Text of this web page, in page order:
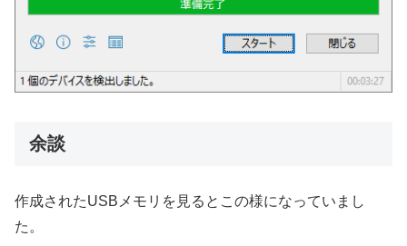
余談
作成されたUSBメモリを見るとこの様になっていまし
た。